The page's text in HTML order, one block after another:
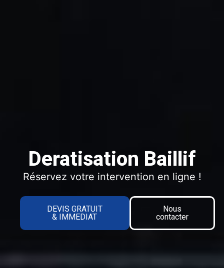
Deratisation Baillif
Réservez votre intervention en ligne !
DEVIS GRATUIT
& IMMEDIAT
Nous
contacter